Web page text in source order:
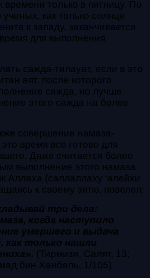
времени только в пятницу. По
как только солнце
к западу, заканчивается
для выполнения
сажда-тилауат, если в это
аят, после которого
сажда, но лучше
этого сажда на более
совершение намаза-
время все готово для
Даже считается более
выполнение этого намаза
Аллаха (саллаллаху ‘алейхи
к своему зятю, повелел:
три дела:
когда наступило
умершего и выдача
как только нашли
(Тирмизи, Салят, 13;
бин Ханбаль, 1/105)